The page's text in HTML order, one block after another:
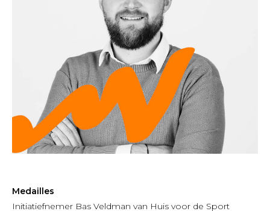
Medailles
Initiatiefnemer Bas Veldman van Huis voor de Sport